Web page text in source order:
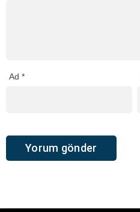
Ad *